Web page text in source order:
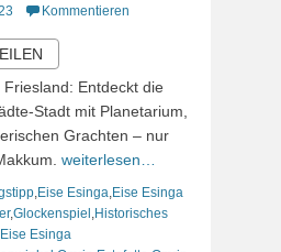
Kommentieren
Entdeckt die
Stadt mit Planetarium,
Grachten – nur
weiterlesen…
Eise Esinga Eise Esinga
,Glockenspiel Historisches
Esinga